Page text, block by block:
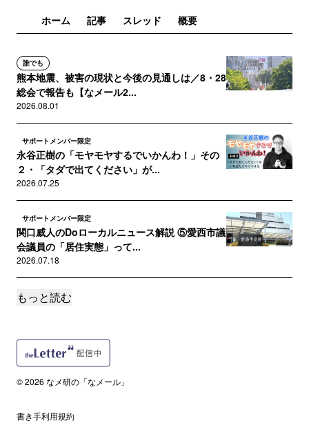
は両方大事だよね！と自分に言い聞かせなが
ら頑張ってマス。
ホーム 記事 スレッド 概要
誰でも
熊本地震、被害の現状と今後の見通しは／8・28
総会で報告も【なメール2...
2026.08.01
サポートメンバー限定
永谷正樹の「モヤモヤするでいかんわ！」その
２・「タダで出てください」が...
2026.07.25
サポートメンバー限定
関口威人のDoローカルニュース解説 ⑤愛西市議
会議員の「居住実態」って...
2026.07.18
サポートメンバー限定
2026.07.11
8・28総会で重大発表／最大規模の生配信終了／
2026.07.04
もっと読む
© 2026 なメ研の「なメール」
書き手利用規約